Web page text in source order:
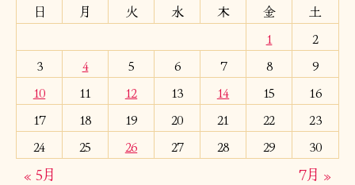
日
月 火 水 木 金
土
1
2
3
4 5 6 7 8
9
10
11 12 13 14 15
16
17
18 19 20 21 22
23
24
25 26 27 28 29 30
« 5月 7月 »